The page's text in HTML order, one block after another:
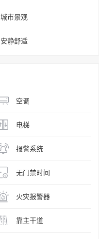
城市景观
安静舒适
空调
电梯
报警系统
无门禁时间
火灾报警器
靠主干道